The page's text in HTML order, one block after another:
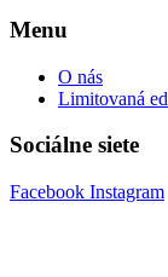
Menu
O nás
Limitovaná
Sociálne siete
Facebook Instagram